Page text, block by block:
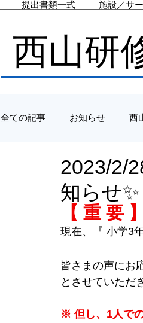
提出書類一式 施設／サ
西山研
全ての記事 お知らせ 西
2023/2/
知らせ
【 重 要 】
現在、『 小学3
皆さまの声にお
とさせていた
※ 但し、1人で